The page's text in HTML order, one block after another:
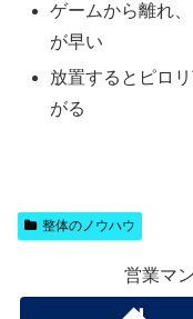
ゲームから離れ
が早い
放置するとピロ
がる
整体のノウハウ
営業マ